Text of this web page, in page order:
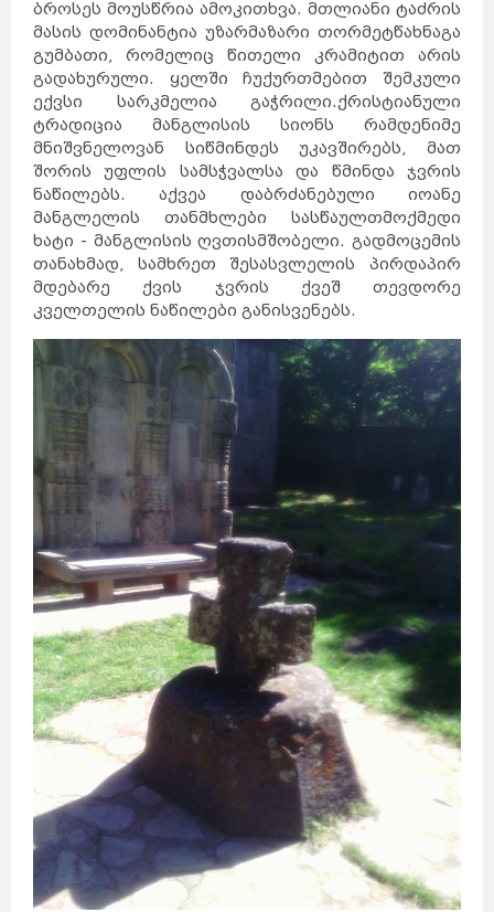
ბროსეს მოუსწრია ამოკითხვა. მთლიანი ტაძრის
მასის დომინანტია უზარმაზარი თორმეტწახნაგა
გუმბათი, რომელიც წითელი კრამიტით არის
გადახურული. ყელში ჩუქურთმებით შემკული
ექვსი სარკმელია გაჭრილი.ქრისტიანული
ტრადიცია მანგლისის სიონს რამდენიმე
მნიშვნელოვან სიწმინდეს უკავშირებს, მათ
შორის უფლის სამსჭვალსა და წმინდა ჯვრის
ნაწილებს. აქვეა დაბრძანებული იოანე
მანგლელის თანმხლები სასწაულთმოქმედი
ხატი - მანგლისის ღვთისმშობელი. გადმოცემის
თანახმად, სამხრეთ შესასვლელის პირდაპირ
მდებარე ქვის ჯვრის ქვეშ თევდორე
კველთელის ნაწილები განისვენებს.